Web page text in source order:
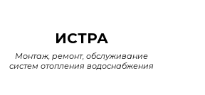
ИСТРА
Монтаж, ремонт, обслуживание
систем отопления водоснабжения